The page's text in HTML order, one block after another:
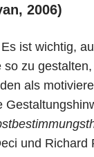
2006)
ist wichtig,
so zu
als
und Richard